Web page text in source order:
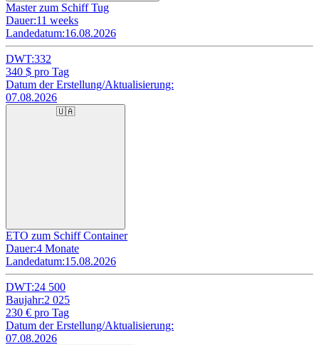
Master zum Schiff Tug
Dauer:11 weeks
Landedatum:16.08.2026
DWT:332
340 $ pro Tag
Datum der Erstellung/Aktualisierung:
07.08.2026
🇺🇦
ETO zum Schiff Container
Dauer:4 Monate
Landedatum:15.08.2026
DWT:24 500
Baujahr:2 025
230 € pro Tag
Datum der Erstellung/Aktualisierung:
07.08.2026